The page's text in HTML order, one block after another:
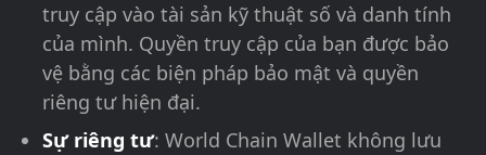
truy cập vào tài sản kỹ thuật số và danh tính
của mình. Quyền truy cập của bạn được bảo
vệ bằng các biện pháp bảo mật và quyền
riêng tư hiện đại.
Sự riêng tư: World Chain Wallet không lưu